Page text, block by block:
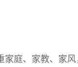
庭、家教、家风